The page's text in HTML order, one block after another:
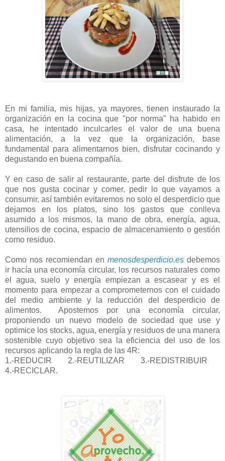
En mi familia, mis hijas, ya mayores, tienen instaurado la
organización en la cocina que "por norma" ha habido en
casa, he intentado inculcarles el valor de una buena
alimentación, a la vez que la organización, base
fundamental para alimentarnos bien, disfrutar cocinando y
degustando en buena compañía.
Y en caso de salir al restaurante, parte del disfrute de los
que nos gusta cocinar y comer, pedir lo que vayamos a
consumir, así también evitaremos no solo el desperdicio que
dejamos en los platos, sino los gastos que conlleva
asumido a los mismos, la mano de obra, energía, agua,
utensilios de cocina, espacio de almacenamiento o gestión
como residuo.
Como nos recomiendan en menosdesperdicio.es debemos
ir hacía una economía circular, los recursos naturales como
el agua, suelo y energía empiezan a escasear y es el
momento para empezar a comprometernos con el cuidado
del medio ambiente y la reducción del desperdicio de
alimentos. Apostemos por una economía circular,
proponiendo un nuevo modelo de sociedad que use y
optimice los stocks, agua, energía y residuos de una manera
sostenible cuyo objetivo sea la eficiencia del uso de los
recursos aplicando la regla de las 4R:
1.-REDUCIR 2.-REUTILIZAR 3.-REDISTRIBUIR
4.-RECICLAR.